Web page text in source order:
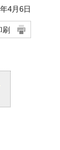
4月6日